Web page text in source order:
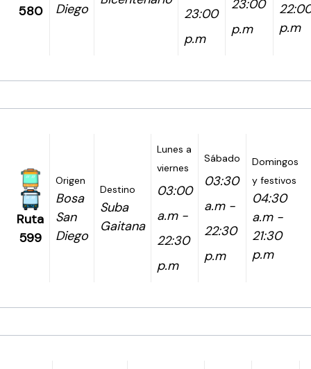
580
Diego
23:00
p.m
23:00
p.m
p.m
Ruta
599
Origen
Bosa
San
Diego
Destino
Suba
Gaitana
Lunes a
viernes
03:00
a.m -
22:30
p.m
Sábado
03:30
a.m -
22:30
p.m
Domingos
y festivos
04:30
a.m -
21:30
p.m